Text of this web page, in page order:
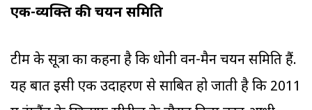
एक-व्यक्ति की चयन समिति
टीम के सूत्रों का कहना है कि धोनी वन-मैन चयन समिति हैं.
यह बात इसी एक उदाहरण से साबित हो जाती है कि 2011